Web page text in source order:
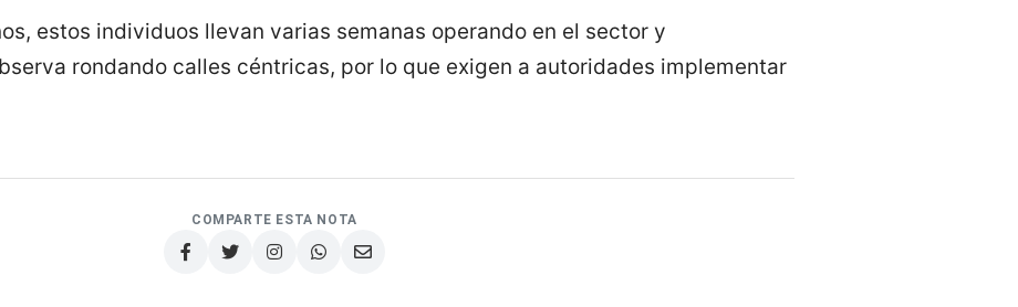
estos individuos llevan varias semanas operando en el sector y
rondando calles céntricas, por lo que exigen a autoridades implementar
COMPARTE ESTA NOTA